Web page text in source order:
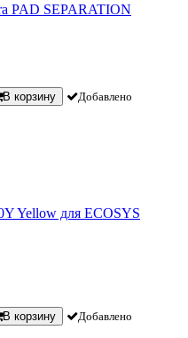
PAD SEPARATION
В корзину Добавлено
Yellow для ECOSYS
В корзину Добавлено